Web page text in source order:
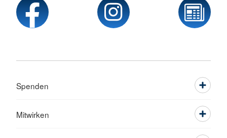
Spenden
Mitwirken